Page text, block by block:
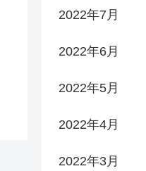
2022年7月
2022年6月
2022年5月
2022年4月
2022年3月